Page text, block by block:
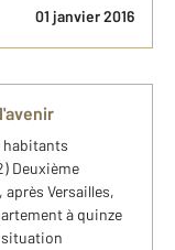
01 janvier 2016
habitants
Deuxième
Versailles,
à quinze
situation